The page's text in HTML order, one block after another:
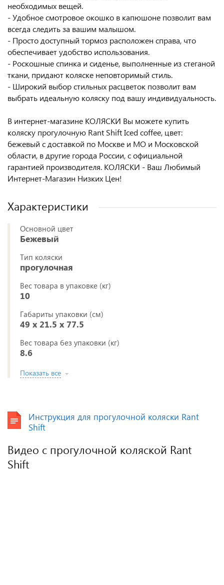
необходимых вещей.
- Удобное смотровое окошко в капюшоне позволит вам
всегда следить за вашим малышом.
- Просто доступный тормоз расположен справа, что
обеспечивает удобство использования.
- Роскошные спинка и сиденье, выполненные из стеганой
ткани, придают коляске неповторимый стиль.
- Широкий выбор стильных расцветок позволит вам
выбрать идеальную коляску под вашу индивидуальность.
В интернет-магазине КОЛЯСКИ Вы можете купить
коляску прогулочную Rant Shift Iced coffee, цвет:
бежевый с доставкой по Москве и МО и Московской
области, в другие города России, с официальной
гарантией производителя. КОЛЯСКИ - Ваш Любимый
Интернет-Магазин Низких Цен!
Характеристики
Основной цвет
Бежевый
Тип коляски
прогулочная
Вес товара в упаковке (кг)
10
Габариты упаковки (см)
49 x 21.5 x 77.5
Вес товара без упаковки (кг)
8.6
Показать все
Инструкция для прогулочной коляски Rant
Shift
Видео с прогулочной коляской Rant
Shift